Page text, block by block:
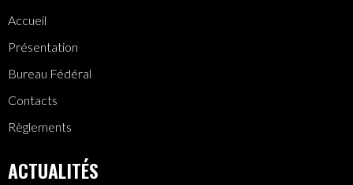
Accueil
Présentation
Bureau Fédéral
Contacts
Règlements
ACTUALITÉS